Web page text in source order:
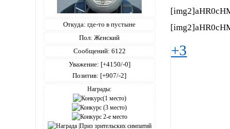
Откуда: где-то в пустыне
Пол: Женский
Сообщений: 6122
Уважение: [+4150/-0]
Позитив: [+907/-2]
Награды:
+3